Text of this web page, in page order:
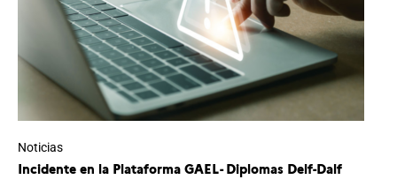
Noticias
Incidente en la Plataforma GAEL- Diplomas Delf-Dalf